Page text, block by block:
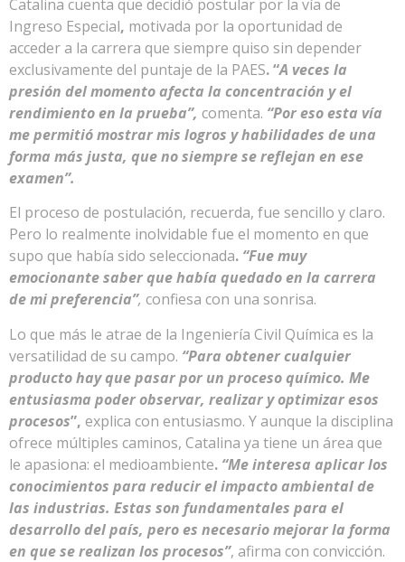
Catalina cuenta que decidió postular por la vía de
Ingreso Especial, motivada por la oportunidad de
acceder a la carrera que siempre quiso sin depender
exclusivamente del puntaje de la PAES. “A veces la
presión del momento afecta la concentración y el
rendimiento en la prueba”, comenta. “Por eso esta vía
me permitió mostrar mis logros y habilidades de una
forma más justa, que no siempre se reflejan en ese
examen”.
El proceso de postulación, recuerda, fue sencillo y claro.
Pero lo realmente inolvidable fue el momento en que
supo que había sido seleccionada. “Fue muy
emocionante saber que había quedado en la carrera
de mi preferencia”, confiesa con una sonrisa.
Lo que más le atrae de la Ingeniería Civil Química es la
versatilidad de su campo. “Para obtener cualquier
producto hay que pasar por un proceso químico. Me
entusiasma poder observar, realizar y optimizar esos
procesos”, explica con entusiasmo. Y aunque la disciplina
ofrece múltiples caminos, Catalina ya tiene un área que
le apasiona: el medioambiente. “Me interesa aplicar los
conocimientos para reducir el impacto ambiental de
las industrias. Estas son fundamentales para el
desarrollo del país, pero es necesario mejorar la forma
en que se realizan los procesos”, afirma con convicción.